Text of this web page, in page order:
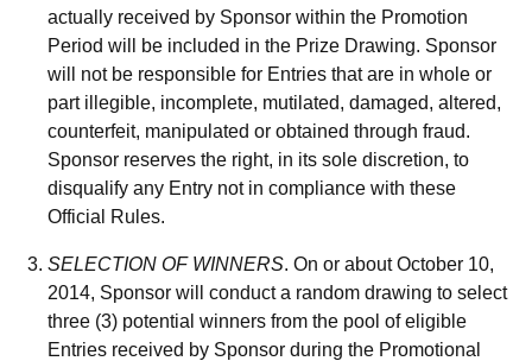
actually received by Sponsor within the Promotion
Period will be included in the Prize Drawing. Sponsor
will not be responsible for Entries that are in whole or
part illegible, incomplete, mutilated, damaged, altered,
counterfeit, manipulated or obtained through fraud.
Sponsor reserves the right, in its sole discretion, to
disqualify any Entry not in compliance with these
Official Rules.
SELECTION OF WINNERS. On or about October 10,
2014, Sponsor will conduct a random drawing to select
three (3) potential winners from the pool of eligible
Entries received by Sponsor during the Promotional